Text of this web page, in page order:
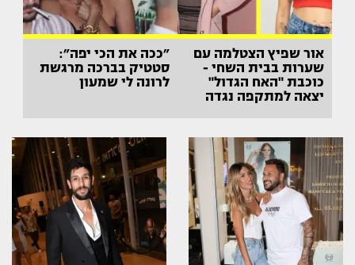
אור שפיץ הצטלמה עם
שערות בבית השחי -
כוכבת "האח הגדול"
יצאה למתקפה נגדה
״ככה את הכי יפה״:
סטטיק בברכה מרגשת
לרונה לי שמעון